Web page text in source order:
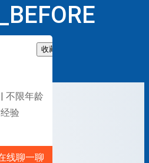
收藏
不限年龄
验
线聊一聊